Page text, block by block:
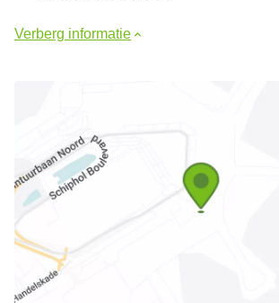
Verberg informatie